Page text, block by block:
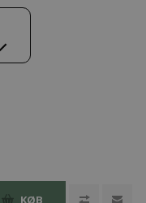
KØB